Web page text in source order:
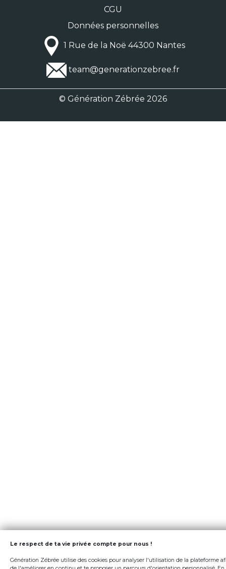
CGU
Données personnelles
1 Rue de la Noë 44300 Nantes
team@generationzebree.fr
© Génération Zébrée 2026
Le respect de ta vie privée compte pour nous !
Génération Zébrée utilise des cookies pour analyser l'utilisation de la plateforme